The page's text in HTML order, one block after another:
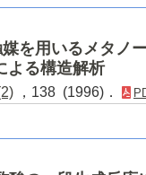
を用いるメタノ
よる構造解析
，138 (1996)．